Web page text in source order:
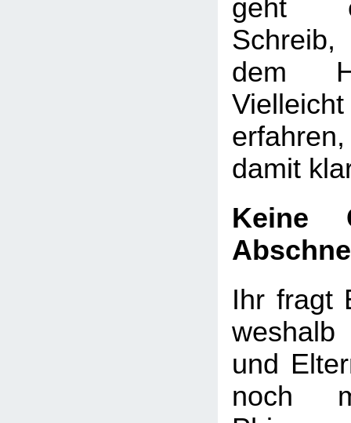
geht
dem
damit
Keine
Ihr fragt
weshalb
und
noch